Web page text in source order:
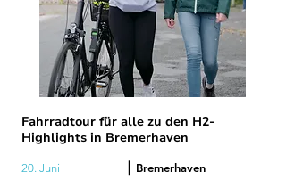
Fahrradtour für alle zu den H2-
Highlights in Bremerhaven
20. Juni | Bremerhaven